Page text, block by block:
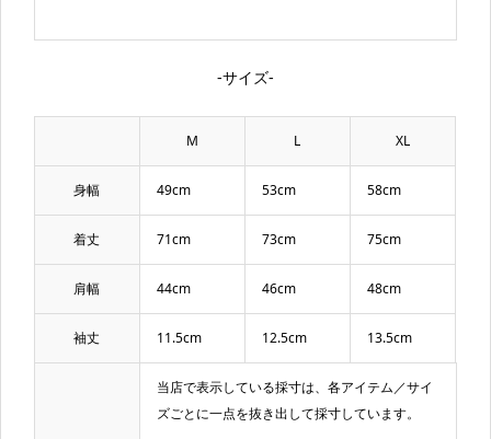
-サイズ-
M L XL
身幅 49cm 53cm 58cm
着丈 71cm 73cm 75cm
肩幅 44cm 46cm 48cm
袖丈 11.5cm 12.5cm 13.5cm
当店で表示している採寸は、各アイテム／サイ
ズごとに一点を抜き出して採寸しています。